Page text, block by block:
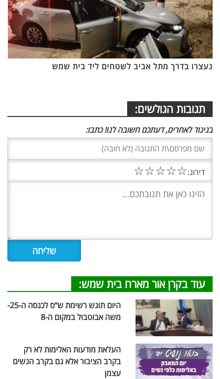
נעצרו בדרך מתל אביב לשטחים ליד בית שמש
תגובות הגולשים:
בניגוד לאחרים, דעתכם חשובה לנו! כתבו:
דירוג:☆
☆
☆
☆
☆
עוד בקרן אור מארח בית שמש:
היום תוגש רשימת ש"ס לכנסה ה-25-
משה אבוטבול במקום ה-8
העלאת מודעות האלימות לא רק
בקרב הציבור אלא גם בקרב הנשים
עצמן